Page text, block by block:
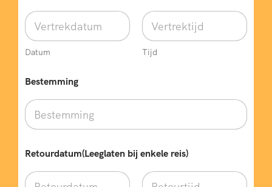
Datum Tijd
Bestemming
Retourdatum(Leeglaten bij enkele reis)